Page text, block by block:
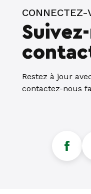
CONNECTEZ-
Restez à jour
contactez-nous